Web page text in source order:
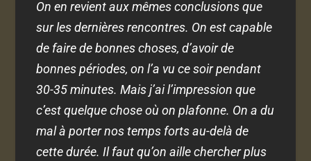
On en revient aux mêmes conclusions que
sur les dernières rencontres. On est capable
de faire de bonnes choses, d’avoir de
bonnes périodes, on l’a vu ce soir pendant
30-35 minutes. Mais j’ai l’impression que
c’est quelque chose où on plafonne. On a du
mal à porter nos temps forts au-delà de
cette durée. Il faut qu’on aille chercher plus